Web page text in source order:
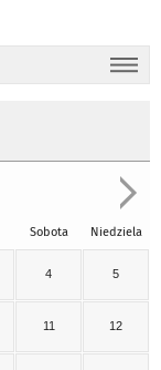
Sobota Niedziela
4 5
11 12